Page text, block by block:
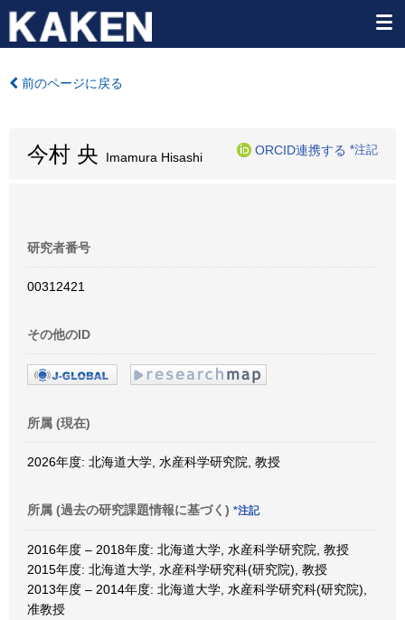
前のページに戻る
今村 央 Imamura Hisashi
ORCID連携する *注記
研究者番号
00312421
その他のID
所属 (現在)
2026年度: 北海道大学, 水産科学研究院, 教授
所属 (過去の研究課題情報に基づく) *注記
2016年度 – 2018年度: 北海道大学, 水産科学研究院, 教授
2015年度: 北海道大学, 水産科学研究科(研究院), 教授
2013年度 – 2014年度: 北海道大学, 水産科学研究科(研究院),
准教授